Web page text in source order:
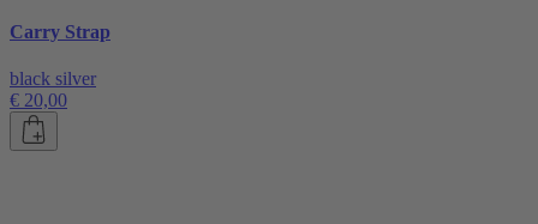
Carry Strap
black silver
€ 20,00